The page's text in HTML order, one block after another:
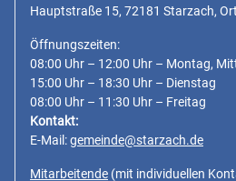
Hauptstraße 15, 72181 Starzach,
Öffnungszeiten:
08:00 Uhr – 12:00 Uhr – Montag,
15:00 Uhr – 18:30 Uhr – Dienstag
08:00 Uhr – 11:30 Uhr – Freitag
Kontakt:
E-Mail:gemeinde@starzach.de
Mitarbeitende (mit individuellen